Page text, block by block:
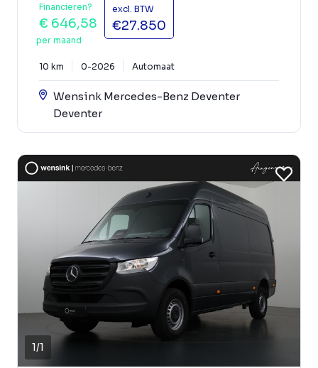
Financieren?
€ 646,58
per maand
excl. BTW
€27.850
10 km 0-2026 Automaat
Wensink Mercedes-Benz Deventer
Deventer
1/1